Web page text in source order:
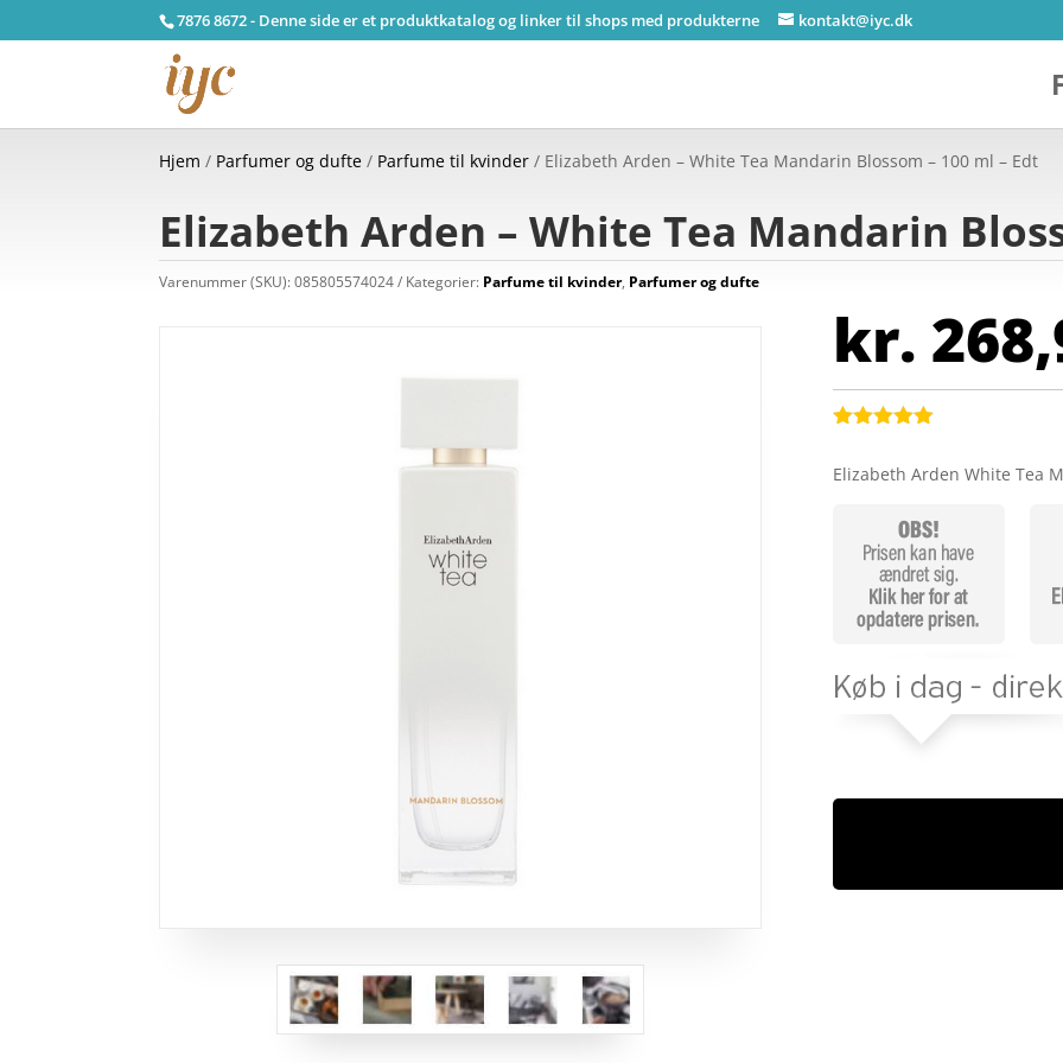
7876 8672 - Denne side er et produktkatalog og linker til shops med produkterne kontakt@iyc.dk
Hjem / Parfumer og dufte / Parfume til kvinder / Elizabeth Arden – White Tea Mandarin Blossom – 100 ml – Edt
Elizabeth Arden – White Tea Mandarin
Varenummer (SKU):085805574024 Kategorier: Parfume til kvinder, Parfumer og dufte
kr.
af 5
kundebedøm
Elizabeth Arden White Tea